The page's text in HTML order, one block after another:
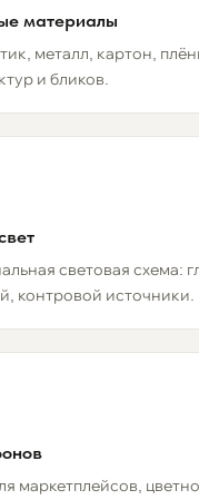
материалы
металл, картон,
и бликов.
световая схема:
контровой источники.
маркетплейсов,